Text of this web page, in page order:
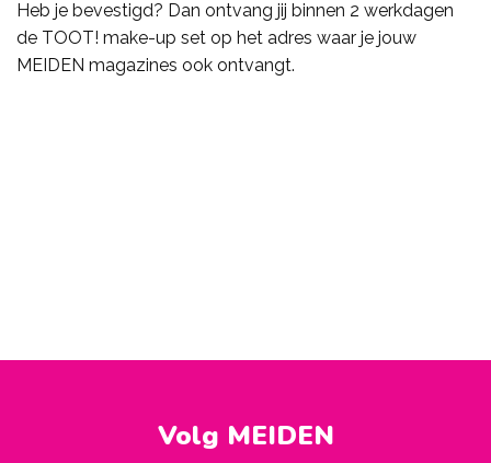
Heb je bevestigd? Dan ontvang jij binnen 2 werkdagen
de TOOT! make-up set op het adres waar je jouw
MEIDEN magazines ook ontvangt.
Volg MEIDEN